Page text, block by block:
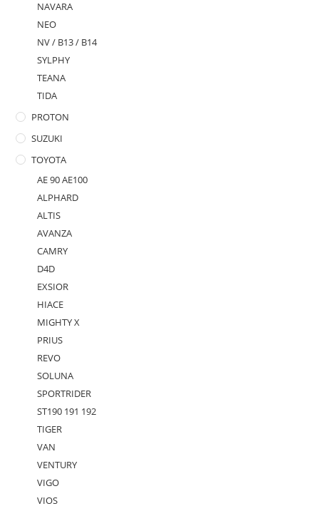
NAVARA
NEO
NV / B13 / B14
SYLPHY
TEANA
TIDA
PROTON
SUZUKI
TOYOTA
AE 90 AE100
ALPHARD
ALTIS
AVANZA
CAMRY
D4D
EXSIOR
HIACE
MIGHTY X
PRIUS
REVO
SOLUNA
SPORTRIDER
ST190 191 192
TIGER
VAN
VENTURY
VIGO
VIOS